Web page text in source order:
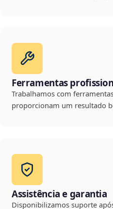
Ferramentas
Trabalhamos com
proporcionam um resultado
Assistência e garantia
Disponibilizamos suporte